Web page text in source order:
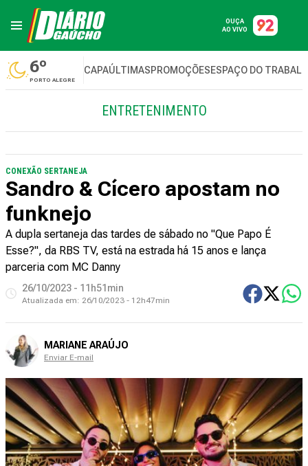
OUÇA
AO VIVO
6º
PORTO ALEGRE
CAPAÚLTIMASPROMOÇÕESESPAÇO DO
ENTRETENIMENTO
CONEXÃO SERTANEJA
Sandro & Cícero apostam no
funknejo
A dupla sertaneja das tardes de sábado no "Que Papo É
Esse?", da RBS TV, está na estrada há 15 anos e lança
parceria com MC Danny
26/10/2023 - 11h51min
Atualizada em: 26/10/2023 - 12h47min
MARIANE ARAÚJO
Enviar E-mail